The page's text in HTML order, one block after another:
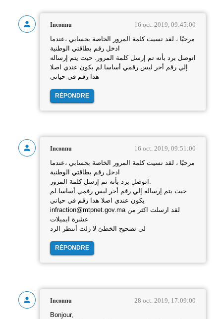
Inconnu 16 oct. 2019, 09:45:00
مرحبًا ، لقد نسيت كلمة المرور الخاصة بحسابي ،عندما
ادخل رقم بطاقتي الوطنية
اتوصل برد بأنه تم إرسل كلمة المرور. حيت يتم إرساله
إلي رقم أخر ليس رقمي أساسا.لم يكون عندي اصلا
هدا رقم في حياتي
RÉPONDRE
Inconnu 16 oct. 2019, 09:51:00
مرحبًا ، لقد نسيت كلمة المرور الخاصة بحسابي ،عندما
ادخل رقم بطاقتي الوطنية
حيت يتم إرساله إلي رقم أخر ليس رقمي أساسا.لم
يكون عندي اصلا هدا رقم في حياتي
infraction@mtpnet.gov.ma لقد ارسلت اكثر من
عشرة ايميلات
لي تصحيح الخطئ لا زلت أنتظر الرد
RÉPONDRE
Inconnu 28 oct. 2019, 17:09:00
Bonjour,